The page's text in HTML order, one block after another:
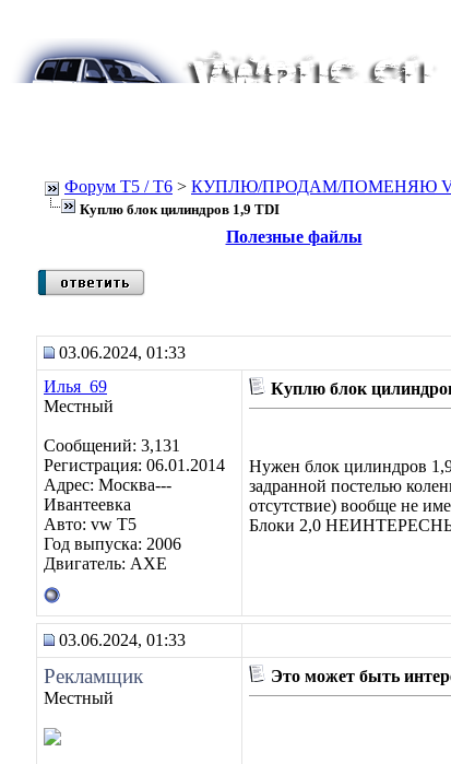
Форум Т5 / T6 > КУПЛЮ/ПРОДАМ/ПОМЕНЯЮ VW
Куплю блок цилиндров 1,9 TDI
Полезные файлы
03.06.2024, 01:33
Илья_69
Местный
Сообщений: 3,131
Регистрация: 06.01.2014
Адрес: Москва---
Ивантеевка
Авто: vw T5
Год выпуска: 2006
Двигатель: AXE
Куплю блок
Нужен блок цилиндров
задранной постелью
отсутствие) вообще не
Блоки 2,0
03.06.2024, 01:33
Рекламщик
Местный
Это может быть